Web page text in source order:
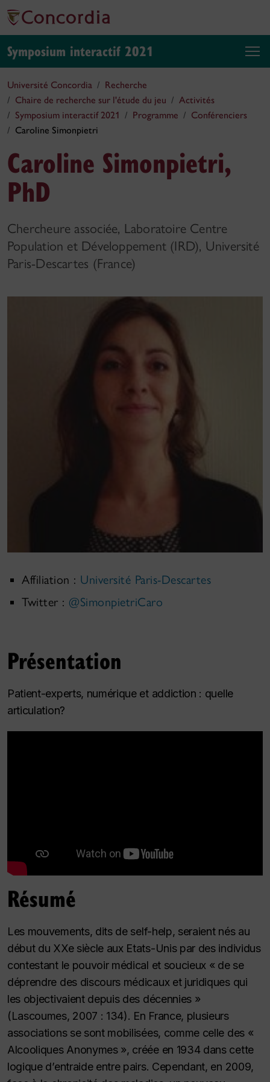
Symposium interactif 2021
Université Concordia
Recherche
Chaire de recherche sur l'étude du jeu
Activités
Symposium interactif 2021
Programme
Conférenciers
Caroline Simonpietri
Caroline Simonpietri,
PhD
Chercheure associée, Laboratoire Centre
Population et Développement (IRD), Université
Paris-Descartes (France)
Affiliation : Université Paris-Descartes
Twitter : @SimonpietriCaro
Présentation
Patient-experts, numérique et addiction : quelle
articulation?
Résumé
Les mouvements, dits de self-help, seraient nés au
début du XXe siècle aux Etats-Unis par des individus
contestant le pouvoir médical et soucieux « de se
déprendre des discours médicaux et juridiques qui
les objectivaient depuis des décennies »
(Lascoumes, 2007 : 134). En France, plusieurs
associations se sont mobilisées, comme celle des «
Alcooliques Anonymes », créée en 1934 dans cette
logique d’entraide entre pairs. Cependant, en 2009,